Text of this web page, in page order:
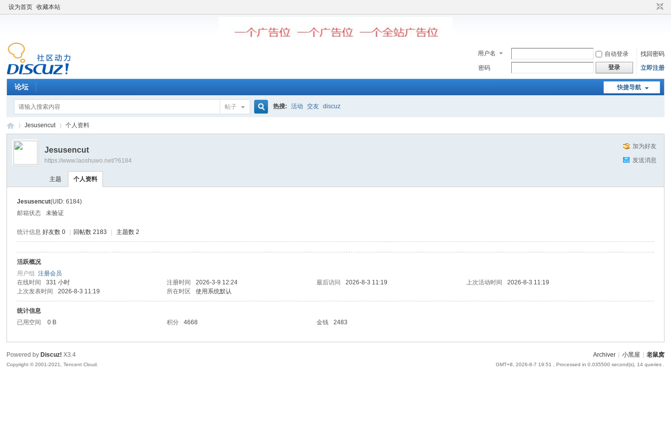
设为首页 收藏本站
用户名 自动登录
找回密码
密码
登录 立即注册
快捷导航
论坛
帖子 热搜: 活动 交友 discuz
窝
›
Jesusencut 个人资料
加为好友
发送消息
Jesusencut
https://www.laoshuwo.net/?6184
主题 个人资料
Jesusencut(UID: 6184)
邮箱状态
未验证
统计信息 好友数 0 回帖数 2183 主题数 2
活跃概况
用户组注册会员
在线时间
331 小时 注册时间 2026-3-9 12:24 最后访问 2026-8-3 11:19 上次活动时间
2026-8-3 11:19
上次发表时间
2026-8-3 11:19 所在时区 使用系统默认
统计信息
已用空间
0 B 积分 4668 金钱 2483
Archiver 小黑屋 老鼠窝
GMT+8, 2026-8-7 19:51 , Processed in 0.035500 second(s), 14 queries .
Powered by Discuz! X3.4
Copyright © 2001-2021, Tencent Cloud.